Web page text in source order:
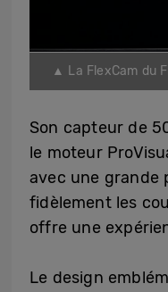
▲ La FlexCam du
Son capteur de
le moteur
avec une grande
fidèlement les
offre une
Le design